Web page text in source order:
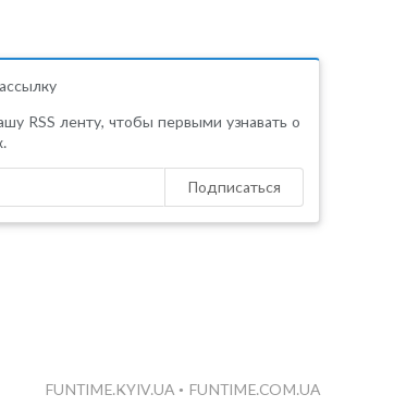
RSS ленту, чтобы первыми узнавать о
Подписаться
FUNTIME.KYIV.UA • FUNTIME.COM.UA